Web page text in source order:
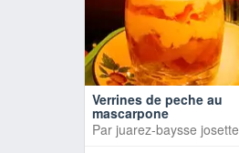
Verrines de peche au
mascarpone
Par juarez-baysse josette